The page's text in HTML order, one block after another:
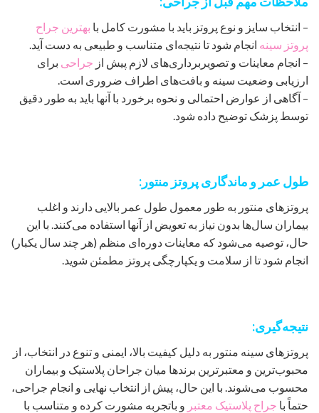
– انتخاب سایز و نوع پروتز باید با مشورت کامل با بهترین جراح
پروتز سینه انجام شود تا نتیجه‌ای متناسب و طبیعی به دست آید.
– انجام معاینات و تصویربرداری‌های لازم پیش از جراحی برای
ارزیابی وضعیت سینه و بافت‌های اطراف ضروری است.
– آگاهی از عوارض احتمالی و نحوه برخورد با آنها باید به طور دقیق
توسط پزشک توضیح داده شود.
طول عمر و ماندگاری پروتز منتور:
پروتزهای منتور به طور معمول طول عمر بالایی دارند و اغلب
بیماران سال‌ها بدون نیاز به تعویض از آنها استفاده می‌کنند. با این
حال، توصیه می‌شود که معاینات دوره‌ای منظم (هر چند سال یکبار)
انجام شود تا از سلامت و یکپارچگی پروتز مطمئن شوید.
نتیجه‌گیری:
پروتزهای سینه منتور به دلیل کیفیت بالا، ایمنی و تنوع در انتخاب، از
محبوب‌ترین و معتبرترین برندها میان جراحان پلاستیک و بیماران
محسوب می‌شوند. با این حال، پیش از انتخاب نهایی و انجام جراحی،
حتماً با جراح پلاستیک معتبر و باتجربه مشورت کرده و متناسب با